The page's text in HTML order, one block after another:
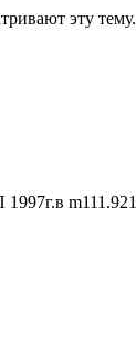
эту тему.
m111.921